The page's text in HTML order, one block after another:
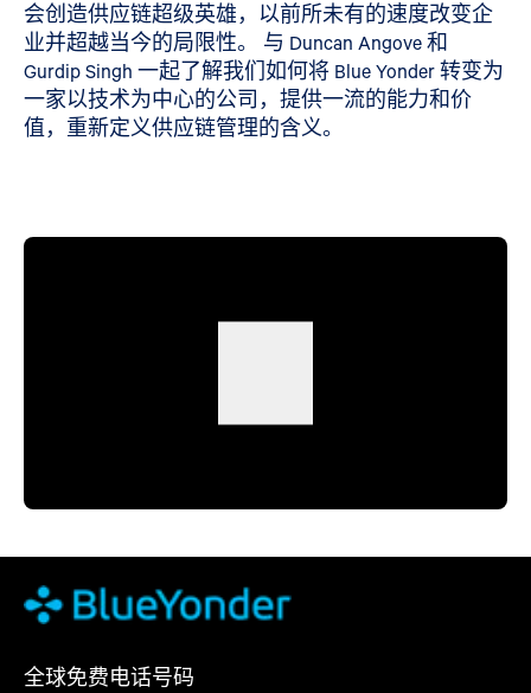
会创造供应链超级英雄，以前所未有的速度改变企
业并超越当今的局限性。 与 Duncan Angove 和
Gurdip Singh 一起了解我们如何将 Blue Yonder 转变为
一家以技术为中心的公司，提供一流的能力和价
值，重新定义供应链管理的含义。
全球免费电话号码